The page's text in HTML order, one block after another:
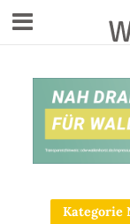
Kategorie